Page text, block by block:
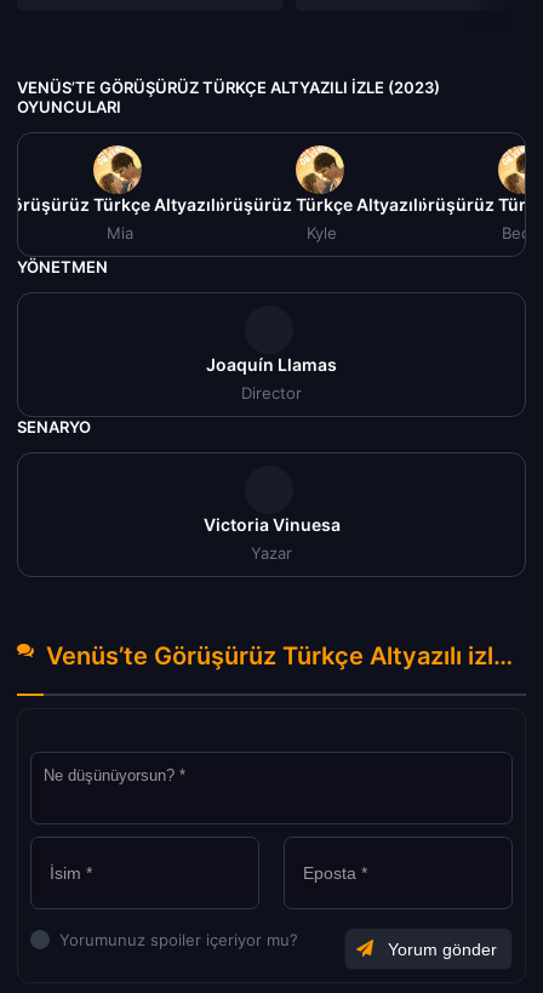
VENÜS’TE GÖRÜŞÜRÜZ TÜRKÇE ALTYAZILI IZLE (2023)
OYUNCULARI
Türkçe Altyazılı izle (2023)
Mia
Venüs’te Görüşürüz Türkçe Altyazılı izle (2023)
Kyle
Venüs’te Görüşürüz
YÖNETMEN
Joaquín Llamas
Director
SENARYO
Victoria Vinuesa
Yazar
Venüs’te Görüşürüz Türkçe Altyazılı izle (2023) Hakkında Yorumlar
Yorumunuz spoiler içeriyor mu?